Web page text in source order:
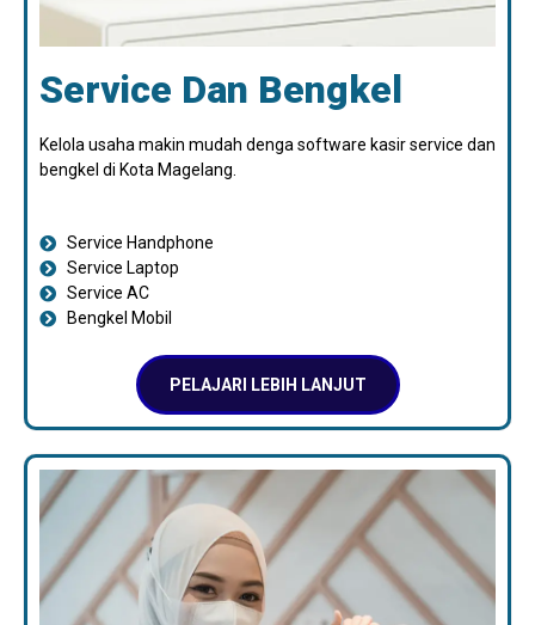
Service Dan Bengkel
Kelola usaha makin mudah denga software kasir service dan
bengkel di Kota Magelang.
Service Handphone
Service Laptop
Service AC
Bengkel Mobil
PELAJARI LEBIH LANJUT